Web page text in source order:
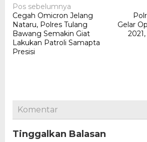
Navigasi
pos
Pos sebelumnya
Cegah Omicron Jelang
Nataru, Polres Tulang
Bawang Semakin Giat
Lakukan Patroli Samapta
Presisi
Gelar
Komentar
Tinggalkan Balasan